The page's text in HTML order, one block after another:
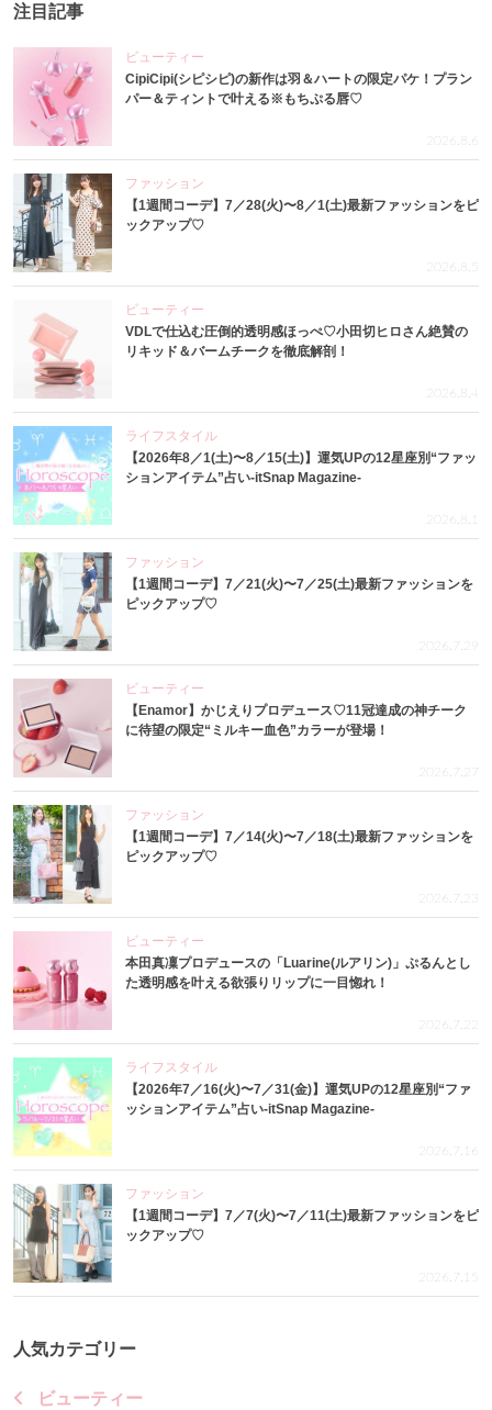
注目記事
ビューティー
CipiCipi(シピシピ)の新作は羽＆ハートの限定パケ！プラン
パー＆ティントで叶える※もちぷる唇♡
2026.8.6
ファッション
【1週間コーデ】7／28(火)〜8／1(土)最新ファッションをピ
ックアップ♡
2026.8.5
ビューティー
VDLで仕込む圧倒的透明感ほっぺ♡小田切ヒロさん絶賛の
リキッド＆バームチークを徹底解剖！
2026.8.4
ライフスタイル
【2026年8／1(土)〜8／15(土)】運気UPの12星座別“ファッ
ションアイテム”占い-itSnap Magazine-
2026.8.1
ファッション
【1週間コーデ】7／21(火)〜7／25(土)最新ファッションを
ピックアップ♡
2026.7.29
ビューティー
【Enamor】かじえりプロデュース♡11冠達成の神チーク
に待望の限定“ミルキー血色”カラーが登場！
2026.7.27
ファッション
【1週間コーデ】7／14(火)〜7／18(土)最新ファッションを
ピックアップ♡
2026.7.23
ビューティー
本田真凜プロデュースの「Luarine(ルアリン)」ぷるんとし
た透明感を叶える欲張りリップに一目惚れ！
2026.7.22
ライフスタイル
【2026年7／16(火)〜7／31(金)】運気UPの12星座別“ファ
ッションアイテム”占い-itSnap Magazine-
2026.7.16
ファッション
【1週間コーデ】7／7(火)〜7／11(土)最新ファッションをピ
ックアップ♡
2026.7.15
人気カテゴリー
ビューティー